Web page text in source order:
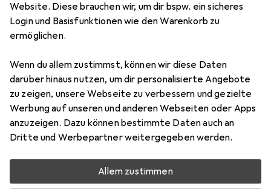
Website. Diese brauchen wir, um dir bspw. ein sicheres
Login und Basisfunktionen wie den Warenkorb zu
ermöglichen.
Wenn du allem zustimmst, können wir diese Daten
darüber hinaus nutzen, um dir personalisierte Angebote
zu zeigen, unsere Webseite zu verbessern und gezielte
Werbung auf unseren und anderen Webseiten oder Apps
anzuzeigen. Dazu können bestimmte Daten auch an
Dritte und Werbepartner weitergegeben werden.
Allem zustimmen
Epson Etikettenkassette Lk-6yb2
Preis in EUR inkl. MwSt.
EUR
63,26
Bewertungen Marke
Mehr von Epson
Zwischen Di, 11.8. und Mi, 12.8. geliefert
Nur 4 Stück an Lager beim Lieferanten